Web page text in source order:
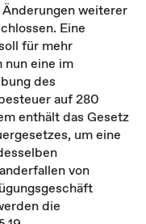
weiterer
Eine
für mehr
eine im
des
auf 280
enthält das Gesetz
um eine
von
die